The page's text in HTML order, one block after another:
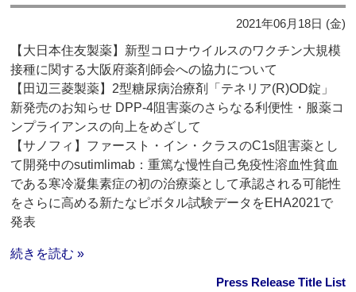
2021年06月18日 (金)
【大日本住友製薬】新型コロナウイルスのワクチン大規模
接種に関する大阪府薬剤師会への協力について
【田辺三菱製薬】2型糖尿病治療剤「テネリア(R)OD錠」
新発売のお知らせ DPP-4阻害薬のさらなる利便性・服薬コ
ンプライアンスの向上をめざして
【サノフィ】ファースト・イン・クラスのC1s阻害薬とし
て開発中のsutimlimab：重篤な慢性自己免疫性溶血性貧血
である寒冷凝集素症の初の治療薬として承認される可能性
をさらに高める新たなピボタル試験データをEHA2021で
発表
続きを読む »
Press Release Title List